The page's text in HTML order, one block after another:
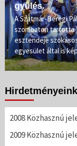
gyűlés.
A Szatmár-Beregi
szombaton tartotta
esztendeje
egyesület által is
Hirdetményeink
2008 Közhasznú
2009 Közhasznú